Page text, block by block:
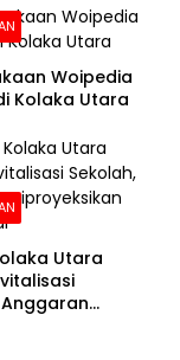
Perlihatkan
Woipedia
Kolaka Utara
Utara